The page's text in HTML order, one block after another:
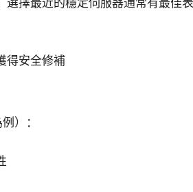
得安全修補
）：